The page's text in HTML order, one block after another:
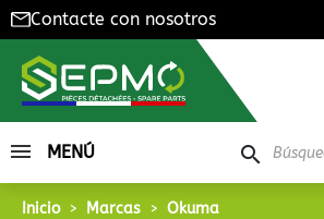
Contacte con nosotros
MENÚ search
Inicio Marcas Okuma